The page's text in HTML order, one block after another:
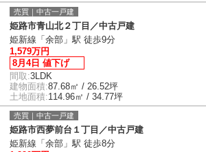
売買｜中古一戸建
姫路市青山北２丁目／中古戸建
姫新線「余部」駅 徒歩9分
1,579万円
8月4日 値下げ
間取:3LDK
建物面積:87.68㎡ / 26.52坪
土地面積:114.96㎡ / 34.77坪
売買｜中古一戸建
姫路市西夢前台１丁目／中古戸建
姫新線「余部」駅 徒歩8分